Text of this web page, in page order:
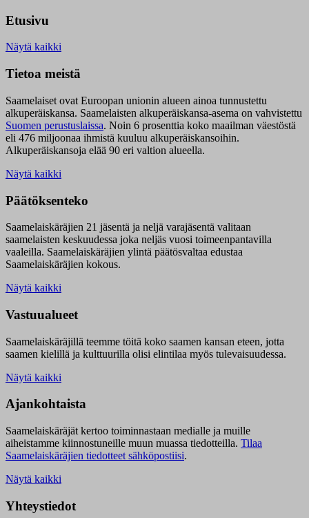
Etusivu
Näytä kaikki
Tietoa meistä
Saamelaiset ovat Euroopan unionin alueen ainoa tunnustettu
alkuperäiskansa. Saamelaisten alkuperäiskansa-asema on vahvistettu
Suomen perustuslaissa. Noin 6 prosenttia koko maailman väestöstä
eli 476 miljoonaa ihmistä kuuluu alkuperäiskansoihin.
Alkuperäiskansoja elää 90 eri valtion alueella.
Näytä kaikki
Päätöksenteko
Saamelaiskäräjien 21 jäsentä ja neljä varajäsentä valitaan
saamelaisten keskuudessa joka neljäs vuosi toimeenpantavilla
vaaleilla. Saamelaiskäräjien ylintä päätösvaltaa edustaa
Saamelaiskäräjien kokous.
Näytä kaikki
Vastuualueet
Saamelaiskäräjillä teemme töitä koko saamen kansan eteen, jotta
saamen kielillä ja kulttuurilla olisi elintilaa myös tulevaisuudessa.
Näytä kaikki
Ajankohtaista
Saamelaiskäräjät kertoo toiminnastaan medialle ja muille
aiheistamme kiinnostuneille muun muassa tiedotteilla. Tilaa
Saamelaiskäräjien tiedotteet sähköpostiisi.
Näytä kaikki
Yhteystiedot